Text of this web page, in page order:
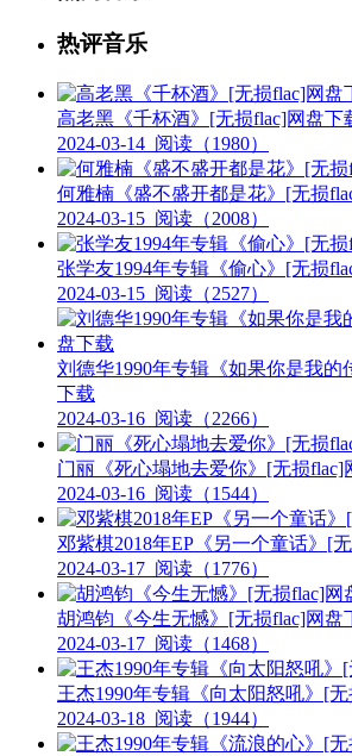
热评音乐
高老黑《千杯酒》[无损flac]网盘下
2024-03-14 阅读（1980）
何雅楠《盛不盛开都是花》[无损
2024-03-15 阅读（2008）
张学友1994年专辑《偷心》[无损
2024-03-15 阅读（2527）
刘德华1990年专辑《如果你是我的
下载
2024-03-16 阅读（2266）
门丽《死心塌地去爱你》[无损flac]
2024-03-16 阅读（1544）
邓紫棋2018年EP《另一个童话》[
2024-03-17 阅读（1776）
胡鸿钧《今生无憾》[无损flac]网盘
2024-03-17 阅读（1468）
王杰1990年专辑《向太阳怒吼》[
2024-03-18 阅读（1944）